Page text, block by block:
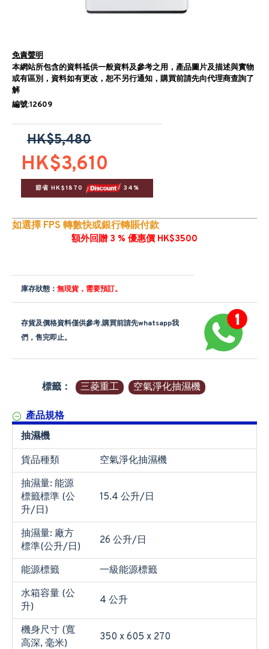
免責聲明
本網站所包含的資料祗供一般資料及參考之用，產品圖片及描述與實物
或有區別，資料如有更改，恕不另行通知，購買前請先向代理商查詢了
解
編號:12609
HK$3,610
HK$5,480
節省 HK$1870 34%
如選擇 FPS 轉數快或銀行轉賬付款
額外回贈 3 % 優惠價 HK$3500
庫存狀態： 無現貨，需要預訂。
存貨及價格資料僅供參考,購買前請先whatsapp我
們，售完即止。
標籤： 三菱重工 空氣淨化抽濕機
產品規格
抽濕機
貨品種類
空氣淨化抽濕機
抽濕量: 能源
標籤標準 (公
升/日)
15.4 公升/日
抽濕量: 廠方
標準(公升/日)
26 公升/日
能源標籤
一級能源標籤
水箱容量 (公
升)
4 公升
機身尺寸 (寬
高深, 毫米)
350 x 605 x 270